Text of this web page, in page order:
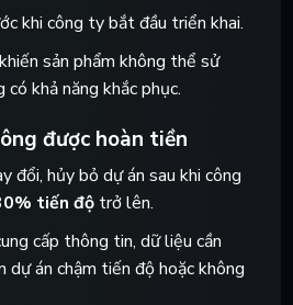
khi công ty bắt đầu triển khai.
sản phẩm không thể sử
khả năng khắc phục.
được hoàn tiền
đổi, hủy bỏ dự án sau khi công
tiến độtrở lên.
cấp thông tin, dữ liệu cần
dự án chậm tiến độ hoặc không